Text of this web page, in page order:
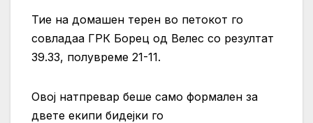
Тие на домашен терен во петокот го
совладаа ГРК Борец од Велес со резултат
39.33, полувреме 21-11.
Овој натпревар беше само формален за
двете екипи бидејки го